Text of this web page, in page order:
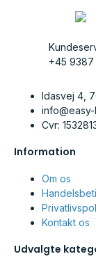
+45
Idasvej 4,
Cvr:
Information
Om os
Kontakt os
Udvalgte